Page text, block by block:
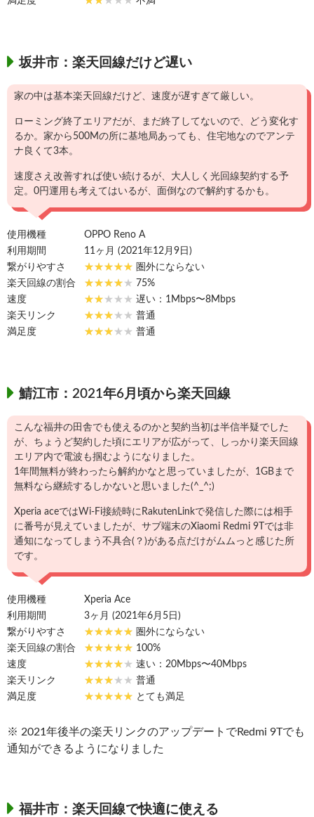
坂井市：楽天回線だけど遅い
家の中は基本楽天回線だけど、速度が遅すぎて厳しい。
ローミング終了エリアだが、まだ終了してないので、どう変化す
るか。家から500Mの所に基地局あっても、住宅地なのでアンテ
ナ良くて3本。
速度さえ改善すれば使い続けるが、大人しく光回線契約する予
定。0円運用も考えてはいるが、面倒なので解約するかも。
使用機種
OPPO Reno A
利用期間
11ヶ月 (2021年12月9日)
繋がりやすさ
圏外にならない
楽天回線の割合
75%
速度
遅い：1Mbps〜8Mbps
楽天リンク
普通
満足度
普通
鯖江市：2021年6月頃から楽天回線
こんな福井の田舎でも使えるのかと契約当初は半信半疑でした
が、ちょうど契約した頃にエリアが広がって、しっかり楽天回線
エリア内で電波も掴むようになりました。
1年間無料が終わったら解約かなと思っていましたが、1GBまで
無料なら継続するしかないと思いました(^_^;)
Xperia aceではWi-Fi接続時にRakutenLinkで発信した際には相手
に番号が見えていましたが、サブ端末のXiaomi Redmi 9Tでは非
通知になってしまう不具合(？)がある点だけがムムっと感じた所
です。
使用機種
Xperia Ace
利用期間
3ヶ月 (2021年6月5日)
繋がりやすさ
圏外にならない
楽天回線の割合
100%
速度
速い：20Mbps〜40Mbps
楽天リンク
普通
満足度
とても満足
※ 2021年後半の楽天リンクのアップデートでRedmi 9Tでも
通知ができるようになりました
福井市：楽天回線で快適に使える